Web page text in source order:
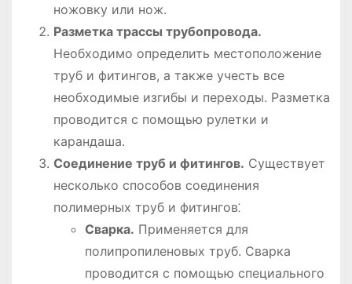
ножовку или нож.
Разметка трассы трубопровода.
Необходимо определить местоположение
труб и фитингов, а также учесть все
необходимые изгибы и переходы. Разметка
проводится с помощью рулетки и
карандаша.
Соединение труб и фитингов. Существует
несколько способов соединения
полимерных труб и фитингов⁚
Сварка. Применяется для
полипропиленовых труб. Сварка
проводится с помощью специального